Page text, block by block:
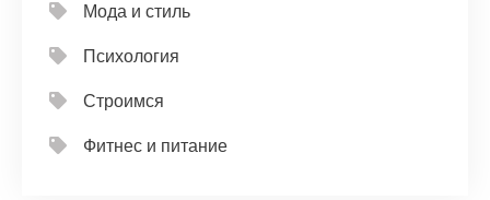
Мода и стиль
Психология
Строимся
Фитнес и питание